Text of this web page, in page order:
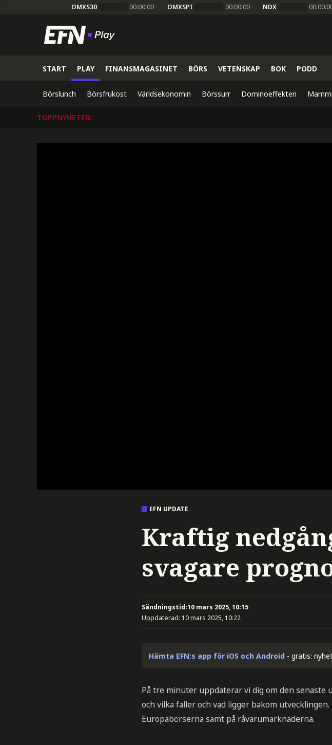
OMXS30 00:00:00 OMXSPI 00:00:00 NDX
START PLAY FINANSMAGASINET BÖRS VETENSKAP BOK PODD
Börslunch Börsfrukost Världsekonomin Börssurr Dominoeffekten
TOPPNYHETER:
EFN UPDATE
Kraftig
svagare
Sändningstid:10 mars 2025, 10:15
Uppdaterad: 10 mars 2025, 10:22
Hämta EFN:s app för iOS och Android - gratis:
På tre minuter uppdaterar vi dig om den senaste
och vilka faller och vad ligger bakom
Europabörserna samt på råvarumarknaderna.